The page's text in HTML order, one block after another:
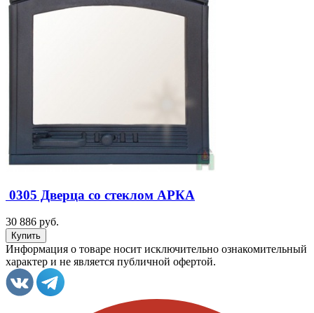
0305 Дверца со стеклом АРКА
30 886 руб.
Информация о товаре носит исключительно ознакомительный
характер и не является публичной офертой.